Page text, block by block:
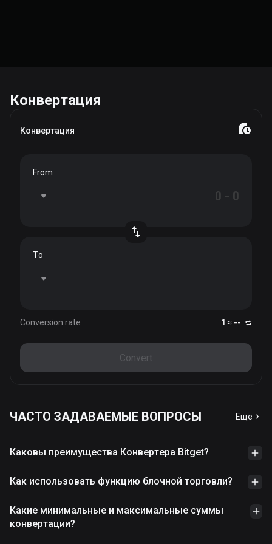
Конвертация
Конвертация
From
To
Conversion rate 1 ≈ --
Convert
ЧАСТО ЗАДАВАЕМЫЕ ВОПРОСЫ Еще
Каковы преимущества Конвертера Bitget?
Как использовать функцию блочной торговли?
Какие минимальные и максимальные суммы
конвертации?